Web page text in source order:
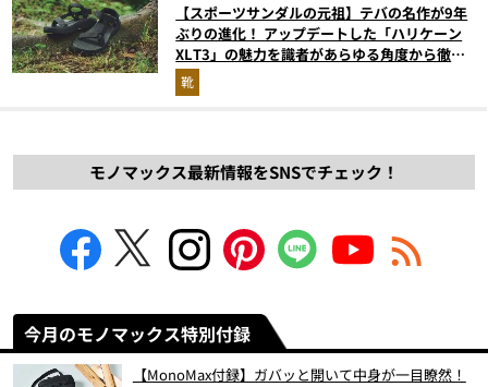
【スポーツサンダルの元祖】テバの名作が9年
ぶりの進化！ アップデートした「ハリケーン
XLT3」の魅力を識者があらゆる角度から徹底
解説！
靴
モノマックス最新情報をSNSでチェック！
今月のモノマックス特別付録
【MonoMax付録】ガバッと開いて中身が一目瞭然！